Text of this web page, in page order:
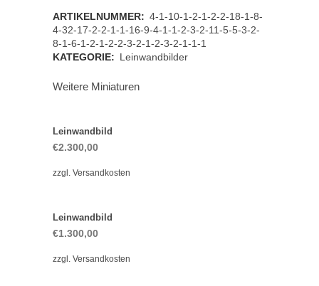
ARTIKELNUMMER: 4-1-10-1-2-1-2-2-18-1-8-
4-32-17-2-2-1-1-16-9-4-1-1-2-3-2-11-5-5-3-2-
8-1-6-1-2-1-2-2-3-2-1-2-3-2-1-1-1
KATEGORIE: Leinwandbilder
Weitere Miniaturen
Leinwandbild
€2.300,00
zzgl. Versandkosten
Leinwandbild
€1.300,00
zzgl. Versandkosten